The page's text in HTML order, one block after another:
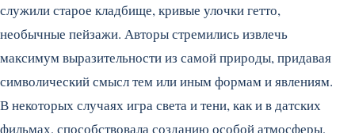
служили старое кладбище, кривые улочки гетто,
необычные пейзажи. Авторы стремились извлечь
максимум выразительности из самой природы, придавая
символический смысл тем или иным формам и явлениям.
В некоторых случаях игра света и тени, как и в датских
фильмах, способствовала созданию особой атмосферы,